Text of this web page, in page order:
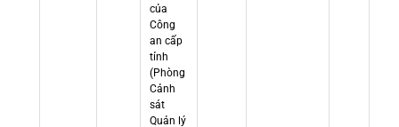
của
Công
an cấp
tỉnh
(Phòng
Cảnh
sát
Quản lý